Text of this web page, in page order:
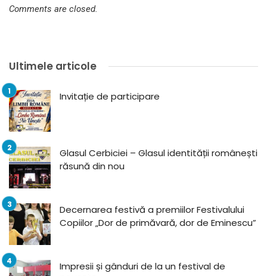
Comments are closed.
Ultimele articole
Invitație de participare
Glasul Cerbiciei – Glasul identității românești
răsună din nou
Decernarea festivă a premiilor Festivalului
Copiilor „Dor de primăvară, dor de Eminescu”
Impresii și gânduri de la un festival de